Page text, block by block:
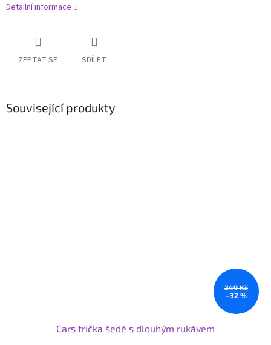
Detailní informace
ZEPTAT SE SDÍLET
Související produkty
249 Kč
–32 %
Cars trička šedé s dlouhým rukávem